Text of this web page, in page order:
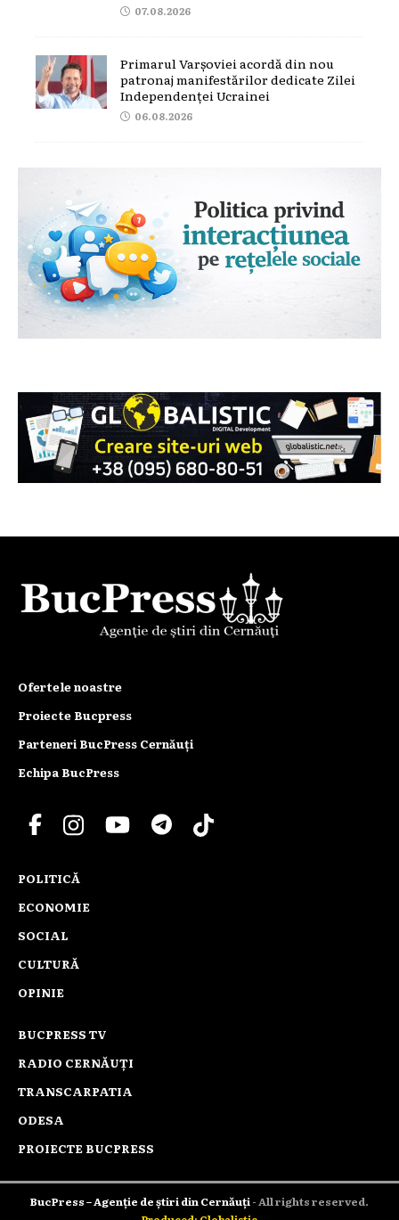
07.08.2026
Primarul Varșoviei acordă din nou
patronaj manifestărilor dedicate Zilei
Independenței Ucrainei
06.08.2026
Ofertele noastre
Proiecte Bucpress
Parteneri BucPress Cernăuți
Echipa BucPress
POLITICĂ
ECONOMIE
SOCIAL
CULTURĂ
OPINIE
BUCPRESS TV
RADIO CERNĂUȚI
TRANSCARPATIA
ODESA
PROIECTE BUCPRESS
BucPress – Agenție de știri din Cernăuți- All rights reserved.